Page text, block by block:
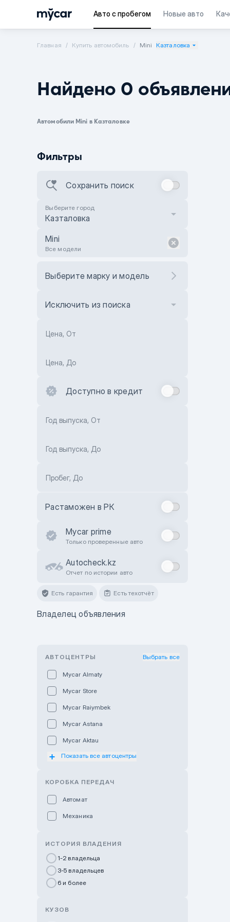
Авто с пробегом Новые авто
Главная Купить автомобиль Mini Казталовка
Найдено 0
Автомобили Mini в Казталовке
Фильтры
Сохранить поиск
Выберите город
Казталовка
Mini
Все модели
Выберите марку и модель
Исключить из поиска
Цена, От
Цена, До
Доступно в кредит
Год выпуска, От
Год выпуска, До
Пробег, До
Растаможен в РК
Mycar prime
Только проверенные авто
Autocheck.kz
Отчет по истории авто
Есть гарантия Есть техотчёт
Владелец объявления
АВТОЦЕНТРЫ Выбрать все
Mycar Almaty
Mycar Store
Mycar Raiymbek
Mycar Astana
Mycar Aktau
Mycar Uralsk
GWM Nurly Zhol
Chery Astana
Показать все автоцентры
КОРОБКА ПЕРЕДАЧ
Автомат
Механика
ИСТОРИЯ ВЛАДЕНИЯ
1-2 владельца
3-5 владельцев
6 и более
КУЗОВ